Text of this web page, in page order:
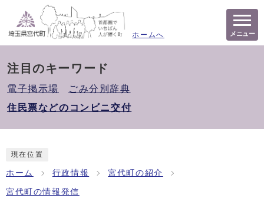
ホームへ メニュー
注目のキーワード
電子掲示場
ごみ分別辞典
住民票などのコンビニ交付
現在位置
ホーム 行政情報 宮代町の紹介
宮代町の情報発信